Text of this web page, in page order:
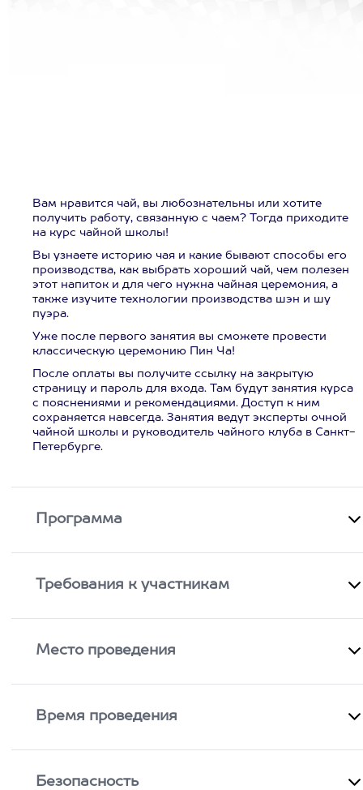
Вам нравится чай, вы любознательны или хотите
получить работу, связанную с чаем? Тогда приходите
на курс чайной школы!
Вы узнаете историю чая и какие бывают способы его
производства, как выбрать хороший чай, чем полезен
этот напиток и для чего нужна чайная церемония, а
также изучите технологии производства шэн и шу
пуэра.
Уже после первого занятия вы сможете провести
классическую церемонию Пин Ча!
После оплаты вы получите ссылку на закрытую
страницу и пароль для входа. Там будут занятия курса
с пояснениями и рекомендациями. Доступ к ним
сохраняется навсегда. Занятия ведут эксперты очной
чайной школы и руководитель чайного клуба в Санкт-
Петербурге.
Программа
Требования к участникам
Место проведения
Время проведения
Безопасность